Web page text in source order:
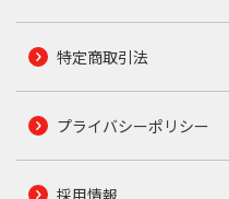
特定商取引法
プライバシーポリシー
採用情報